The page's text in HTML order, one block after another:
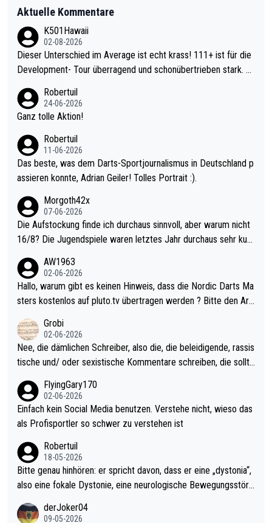
Aktuelle Kommentare
K501Hawaii
02-08-2026
Dieser Unterschied im Average ist echt krass! 111+ ist für die
Development- Tour überragend und schonübertrieben stark. U
mal 40+ erst recht. Da gewinnst keinen Blumentopf - ist ja noc
h krasser wie ein Pokalspiel eines Kreisligisten vs einem Bund
Robertuil
24-06-2026
Ganz tolle Aktion!
Robertuil
11-06-2026
Das beste, was dem Darts-Sportjournalismus in Deutschland p
assieren konnte, Adrian Geiler! Tolles Portrait :).
Morgoth42x
07-06-2026
Die Aufstockung finde ich durchaus sinnvoll, aber warum nicht
16/8? Die Jugendspiele waren letztes Jahr durchaus sehr kurz
Allerdings ist Mitchell Lawrie als Nummer 1 der Welt eh qualifi
ziert. Somit ändert die automatische Qualifikation des Weltmei
sters erstmal nichts. Ich denke sie wollen damit für nächstes J
ohl wenig WDF Turniere spielen. Dies war bei Archie Self letzt
es Jahr der Fall. Er musste als amtierender Weltmeister durch
den Qualifier und ich glaube kaum, dass Mitchel sich das (in Ve
gas) antun würde, wenn er doch eigentlich die PDC-WM als Zi
el hat.
AW1963
02-06-2026
Hallo, warum gibt es keinen Hinweis, dass die Nordic Darts Ma
sters kostenlos auf pluto.tv übertragen werden ? Bitte den Arti
Grobi
02-06-2026
Nee, die dämlichen Schreiber, also die, die beleidigende, rassis
tische und/ oder sexistische Kommentare schreiben, die sollte
s Leben in den Griff kriegen. Nur eins wundert mich: Luke Little
r war doch neulich erst derjenige, der über Social Media GvV p
rovoziert hat. Und Littlers Mutter schießt öfters mal gegen Ric
FlyingGary170
02-06-2026
Einfach kein Social Media benutzen. Verstehe nicht, wieso das
als Profisportler so schwer zu verstehen ist
Robertuil
18-05-2026
Bitte genau hinhören: er spricht davon, dass er eine „dystonia“,
also eine fokale Dystonie, eine neurologische Bewegungsstöru
erden, im Arm hat. Und, dass Medikamente ihm helfen! Ich glau
derJoker04
09-05-2026